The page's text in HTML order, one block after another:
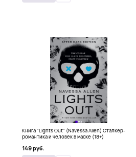
Книга "Lights Out" (Navessa Allen) Сталкер-
романтика и человек в маске (18+)
149 руб.